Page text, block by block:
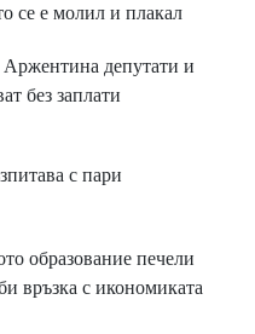
се е молил и плакал
депутати и
без заплати
с пари
образование печели
връзка с икономиката